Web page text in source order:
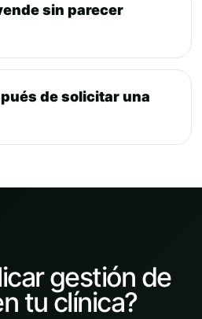
sin parecer
de solicitar una
gestión de
tu clínica?